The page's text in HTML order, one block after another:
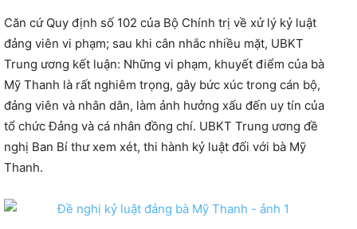
Căn cứ Quy định số 102 của Bộ Chính trị về xử lý kỷ luật
đảng viên vi phạm; sau khi cân nhắc nhiều mặt, UBKT
Trung ương kết luận: Những vi phạm, khuyết điểm của bà
Mỹ Thanh là rất nghiêm trọng, gây bức xúc trong cán bộ,
đảng viên và nhân dân, làm ảnh hưởng xấu đến uy tín của
tổ chức Đảng và cá nhân đồng chí. UBKT Trung ương đề
nghị Ban Bí thư xem xét, thi hành kỷ luật đối với bà Mỹ
Thanh.